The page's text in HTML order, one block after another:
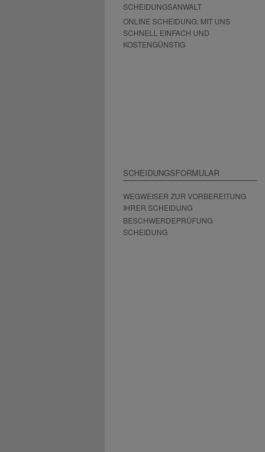
SCHEIDUNGSANWALT
ONLINE SCHEIDUNG: MIT UNS
SCHNELL EINFACH UND
KOSTENGÜNSTIG
SCHEIDUNGSFORMULAR
WEGWEISER ZUR VORBEREITUNG
IHRER SCHEIDUNG
BESCHWERDEPRÜFUNG
SCHEIDUNG